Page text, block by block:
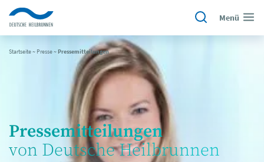
Menü
Startseite~ Presse~Pressemitteilungen
Pressemitteilungen
von Deutsche Heilbrunnen